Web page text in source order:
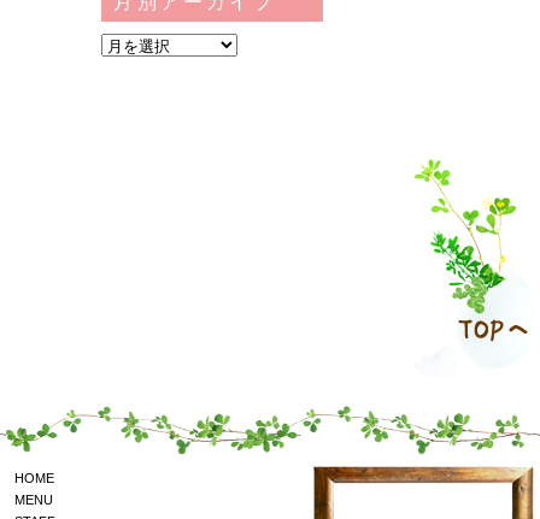
HOME
MENU